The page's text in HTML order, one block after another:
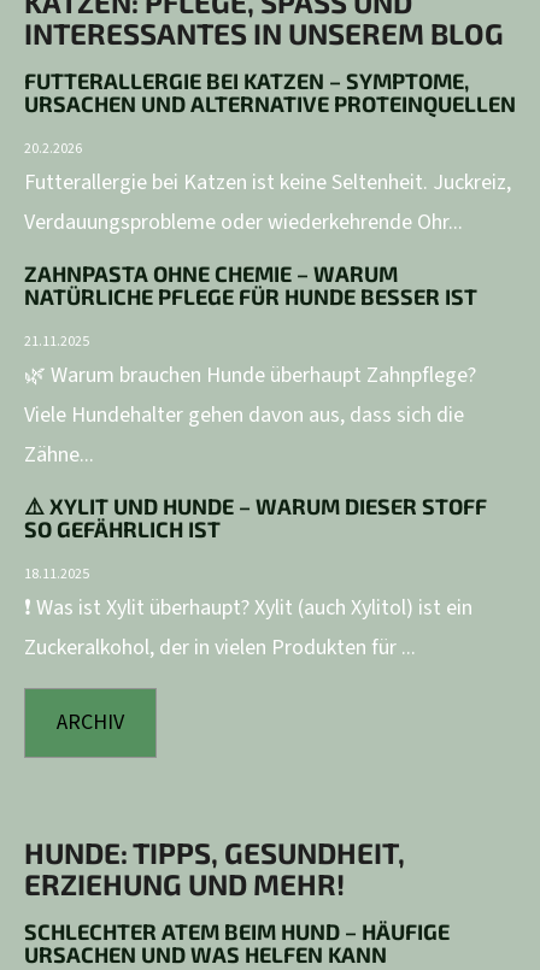
NTERESSANTES IN UNSEREM BLOG
FUTTERALLERGIE BEI KATZEN – SYMPTOME,
URSACHEN UND ALTERNATIVE PROTEINQUELLEN
20.2.2026
Futterallergie bei Katzen ist keine Seltenheit. Juckreiz,
Verdauungsprobleme oder wiederkehrende Ohr...
ZAHNPASTA OHNE CHEMIE – WARUM
NATÜRLICHE PFLEGE FÜR HUNDE BESSER IST
21.11.2025
🌿 Warum brauchen Hunde überhaupt Zahnpflege?
Viele Hundehalter gehen davon aus, dass sich die
Zähne...
⚠️ XYLIT UND HUNDE – WARUM DIESER STOFF
SO GEFÄHRLICH IST
18.11.2025
❗ Was ist Xylit überhaupt? Xylit (auch Xylitol) ist ein
Zuckeralkohol, der in vielen Produkten für ...
ARCHIV
HUNDE: TIPPS, GESUNDHEIT,
ERZIEHUNG UND MEHR!
SCHLECHTER ATEM BEIM HUND – HÄUFIGE
URSACHEN UND WAS HELFEN KANN